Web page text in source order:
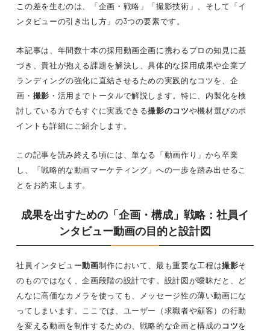
この差を生むのは、「企画・戦略」「撮影技術」、そして「イ
ンタビューの引き出し方」の3つの要素です。
本記事は、年間数十本の採用動画企画に携わるプロの知見に基
づき、貴社が抱える課題を解決し、具体的な採用成果や企業ブ
ランディングの強化に直結させるための実践的なコツを、企
画・ 撮影 ・活用までトータルで解説します。特に、内製化を検
討している方でもすぐに実践できる撮影のコツや機材選びのポ
イントも詳細にご紹介します。
この記事を読み終える頃には、単なる「動画作り」から卒業
し、「戦略的な動画マーケティング」への一歩を踏み出せるこ
とをお約束します。
成果を出すための「企画・構成」戦略：社員イ
ンタビュー動画の目的と設計図
社員インタビュー動画制作において、最も重要な工程は撮影そ
のものではなく、企画段階の設計です。設計図が曖昧だと、ど
んなに高価なカメラを使っても、メッセージ性の薄い動画にな
ってしまいます。ここでは、ユーザー（求職者や顧客）の行動
を変える動画を制作するための、戦略的な企画と構成のコツを